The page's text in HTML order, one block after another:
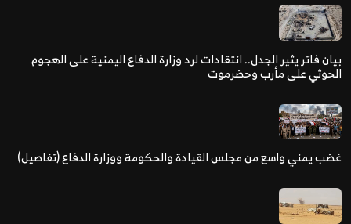
بيان فاتر يثير الجدل.. انتقادات لرد وزارة الدفاع اليمنية على الهجوم
الحوثي على مأرب وحضرموت
غضب يمني واسع من مجلس القيادة والحكومة ووزارة الدفاع (تفاصيل)